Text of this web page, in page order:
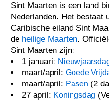
Sint Maarten is een land
Nederlanden. Het bestaat
Caribische eiland Sint
de heilige Maarten.
Sint Maarten zijn:
1 januari:
maart/april:Goede
maart/april: Pasen (2
27 april: Koningsdag